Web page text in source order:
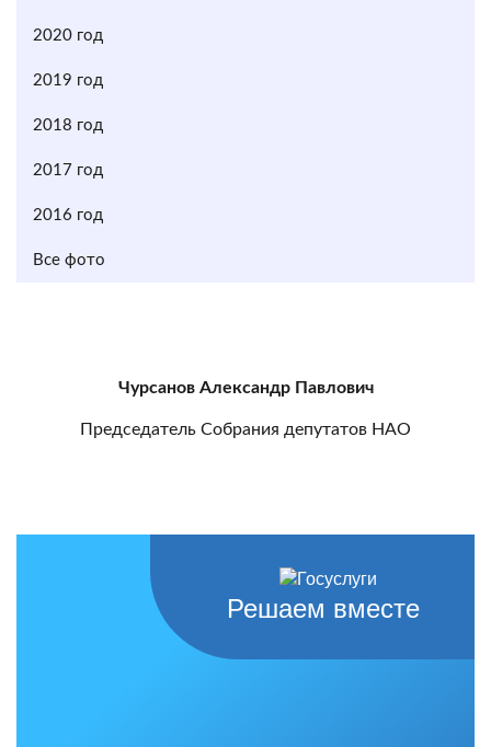
2020 год
2019 год
2018 год
2017 год
2016 год
Все фото
Чурсанов Александр Павлович
Председатель Собрания депутатов НАО
Решаем вместе